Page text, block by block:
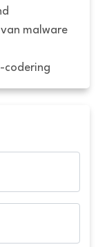
malware
codering